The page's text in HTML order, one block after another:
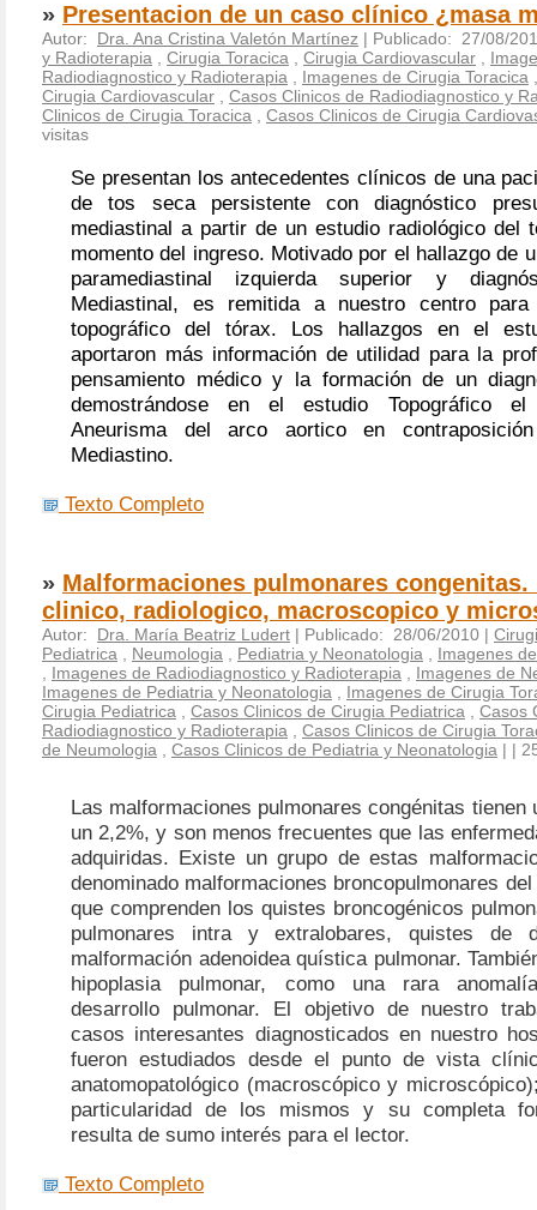
» Presentacion de un caso clínico ¿masa
Autor: Dra. Ana Cristina Valetón Martínez | Publicado: 27/08/
y Radioterapia , Cirugia Toracica , Cirugia Cardiovascular ,
Radiodiagnostico y Radioterapia , Imagenes de Cirugia Toracica
Cirugia Cardiovascular , Casos Clinicos de Radiodiagnostico y
Clinicos de Cirugia Toracica , Casos Clinicos de Cirugia
visitas
Se presentan los antecedentes clínicos de una
de tos seca persistente con diagnóstico
mediastinal a partir de un estudio radiológico del
momento del ingreso. Motivado por el hallazgo de
paramediastinal izquierda superior y
Mediastinal, es remitida a nuestro centro para
topográfico del tórax. Los hallazgos en el
aportaron más información de utilidad para la
pensamiento médico y la formación de un
demostrándose en el estudio Topográfico el
Aneurisma del arco aortico en
Mediastino.
Texto Completo
» Malformaciones pulmonares congenitas.
clinico, radiologico, macroscopico y
Autor: Dra. María Beatriz Ludert | Publicado: 28/06/2010 |
Pediatrica , Neumologia , Pediatria y Neonatologia , Imagenes
, Imagenes de Radiodiagnostico y Radioterapia , Imagenes de
Imagenes de Pediatria y Neonatologia , Imagenes de Cirugia
Cirugia Pediatrica , Casos Clinicos de Cirugia Pediatrica , Casos
Radiodiagnostico y Radioterapia , Casos Clinicos de Cirugia
de Neumologia , Casos Clinicos de Pediatria y Neonatologia | |
Las malformaciones pulmonares congénitas tienen
un 2,2%, y son menos frecuentes que las
adquiridas. Existe un grupo de estas
denominado malformaciones broncopulmonares
que comprenden los quistes broncogénicos
pulmonares intra y extralobares, quistes de
malformación adenoidea quística pulmonar.
hipoplasia pulmonar, como una rara
desarrollo pulmonar. El objetivo de nuestro
casos interesantes diagnosticados en nuestro
fueron estudiados desde el punto de vista
anatomopatológico (macroscópico y
particularidad de los mismos y su completa
resulta de sumo interés para el lector.
Texto Completo